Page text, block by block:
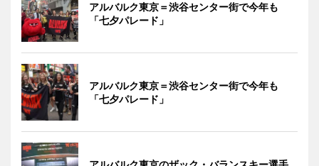
アルバルク東京＝渋谷センター街で今年も
「七夕パレード」
アルバルク東京＝渋谷センター街で今年も
「七夕パレード」